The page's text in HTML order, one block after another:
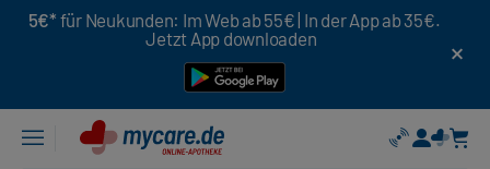
5€* für Neukunden: Im Web ab 55€ | In der App ab 35€.
Jetzt App downloaden